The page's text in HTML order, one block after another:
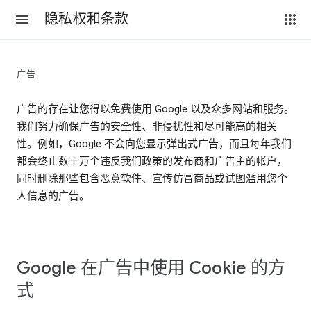
隐私权和条款
广告
广告的存在让您得以免费使用 Google 以及众多网站和服务。
我们努力确保广告的安全性、非侵扰性和尽可能高的相关
性。例如，Google 不会向您显示弹出式广告，而且每年我们
都会终止数十万个违反我们政策的发布商和广告主的帐户，
同时删除那些包含恶意软件、宣传仿冒商品或试图滥用您个
人信息的广告。
Google 在广告中使用 Cookie 的方
式